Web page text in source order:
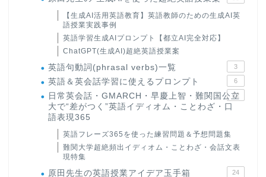
【生成AI活用英語教育】英語教師のための生成AI英
語授業実践事例
英語学習生成AIプロンプト【都立AI完全対応】
ChatGPT(生成AI)超絶英語授業案
英語句動詞(phrasal verbs)一覧 3
英語＆英会話学習に使えるプロンプト 6
日常英会話・GMARCH・早慶上智・難関国公立
大で“差がつく”英語イディオム・ことわざ・口
語表現365
22
英語フレーズ365を使った練習問題＆予想問題集
難関大学超絶頻出イディオム・ことわざ・会話文表
現特集
原田先生の英語授業アイデア玉手箱 24